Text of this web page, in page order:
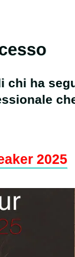
chi ha
2025